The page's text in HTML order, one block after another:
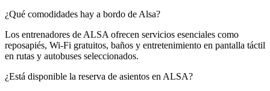
¿Qué comodidades hay a bordo de Alsa?
Los entrenadores de ALSA ofrecen servicios esenciales como
reposapiés, Wi-Fi gratuitos, baños y entretenimiento en pantalla táctil
en rutas y autobuses seleccionados.
¿Está disponible la reserva de asientos en ALSA?